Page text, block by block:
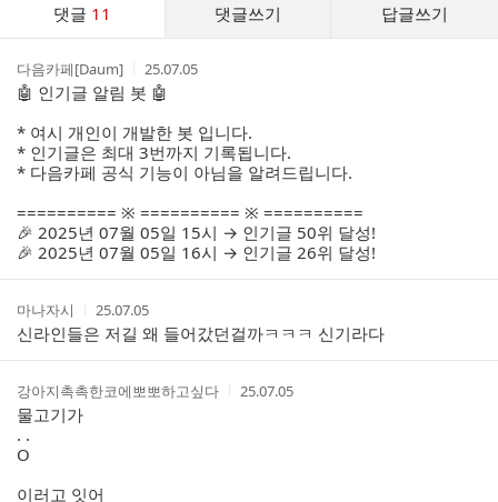
댓글 11 댓글쓰기 답글쓰기
작
성
자
다음카페[Daum]
작
성
시
간
25.07.05
🤖 인기글 알림 봇 🤖
* 여시 개인이 개발한 봇 입니다.
* 인기글은 최대 3번까지 기록됩니다.
* 다음카페 공식 기능이 아님을 알려드립니다.
========== ※ ========== ※ ==========
🎉 2025년 07월 05일 15시 → 인기글 50위 달성!
🎉 2025년 07월 05일 16시 → 인기글 26위 달성!
작
성
자
마나자시
작
성
시
간
25.07.05
신라인들은 저길 왜 들어갔던걸까ㅋㅋㅋ 신기라다
작
성
자
강아지촉촉한코에뽀뽀하고싶다
작
25.07.05
물고기가
. .
O
이러고 잇어